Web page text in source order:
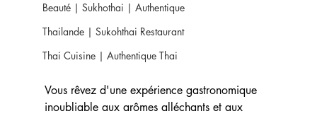
Beauté | Sukhothai | Authentique
Thailande | Sukohthai Restaurant
Thai Cuisine | Authentique Thai
Vous rêvez d'une expérience gastronomique
inoubliable aux arômes alléchants et aux